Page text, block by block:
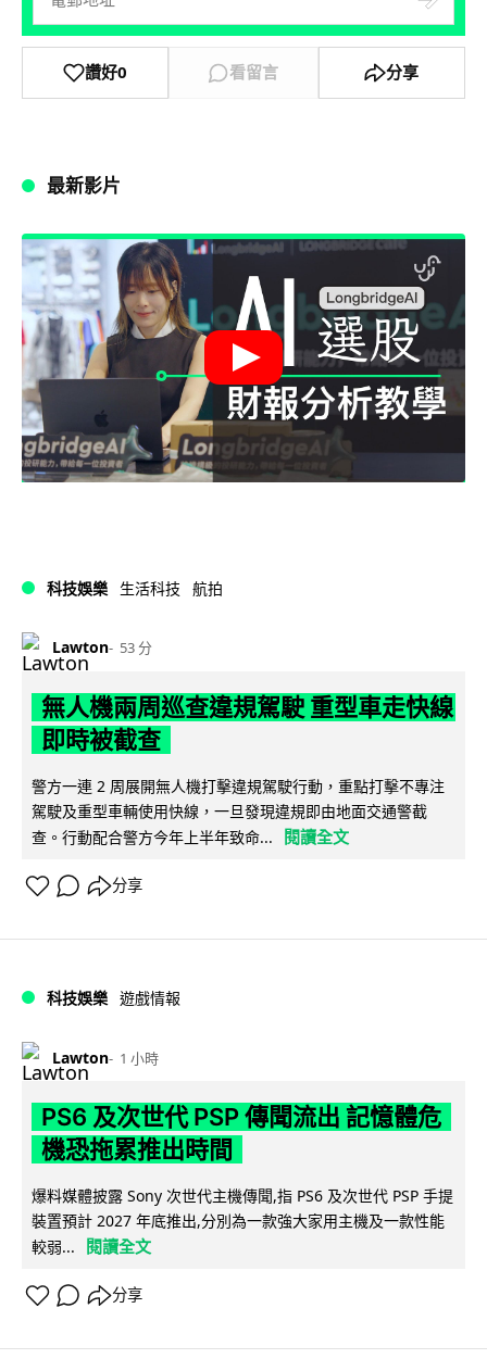
讚好0 看留言 分享
最新影片
科技娛樂 生活科技 航拍
Lawton 53 分
無人機兩周巡查違規駕駛 重型車走快線
即時被截查
警方一連 2 周展開無人機打擊違規駕駛行動，重點打擊不專注
駕駛及重型車輛使用快線，一旦發現違規即由地面交通警截
查。行動配合警方今年上半年致命...
閱讀全文
分享
科技娛樂 遊戲情報
Lawton 1 小時
PS6 及次世代 PSP 傳聞流出 記憶體危
機恐拖累推出時間
爆料媒體披露 Sony 次世代主機傳聞,指 PS6 及次世代 PSP 手提
裝置預計 2027 年底推出,分別為一款強大家用主機及一款性能
較弱...
閱讀全文
分享